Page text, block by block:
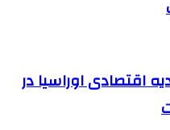
اقتصادی اوراسیا در